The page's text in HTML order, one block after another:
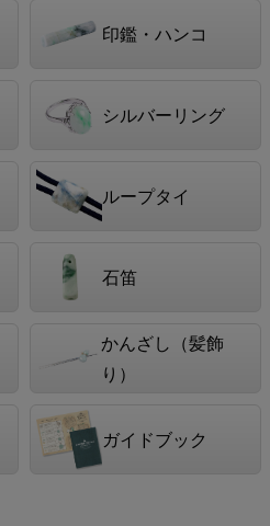
印鑑・ハンコ
シルバーリング
ループタイ
石笛
かんざし（髪飾
り）
ガイドブック